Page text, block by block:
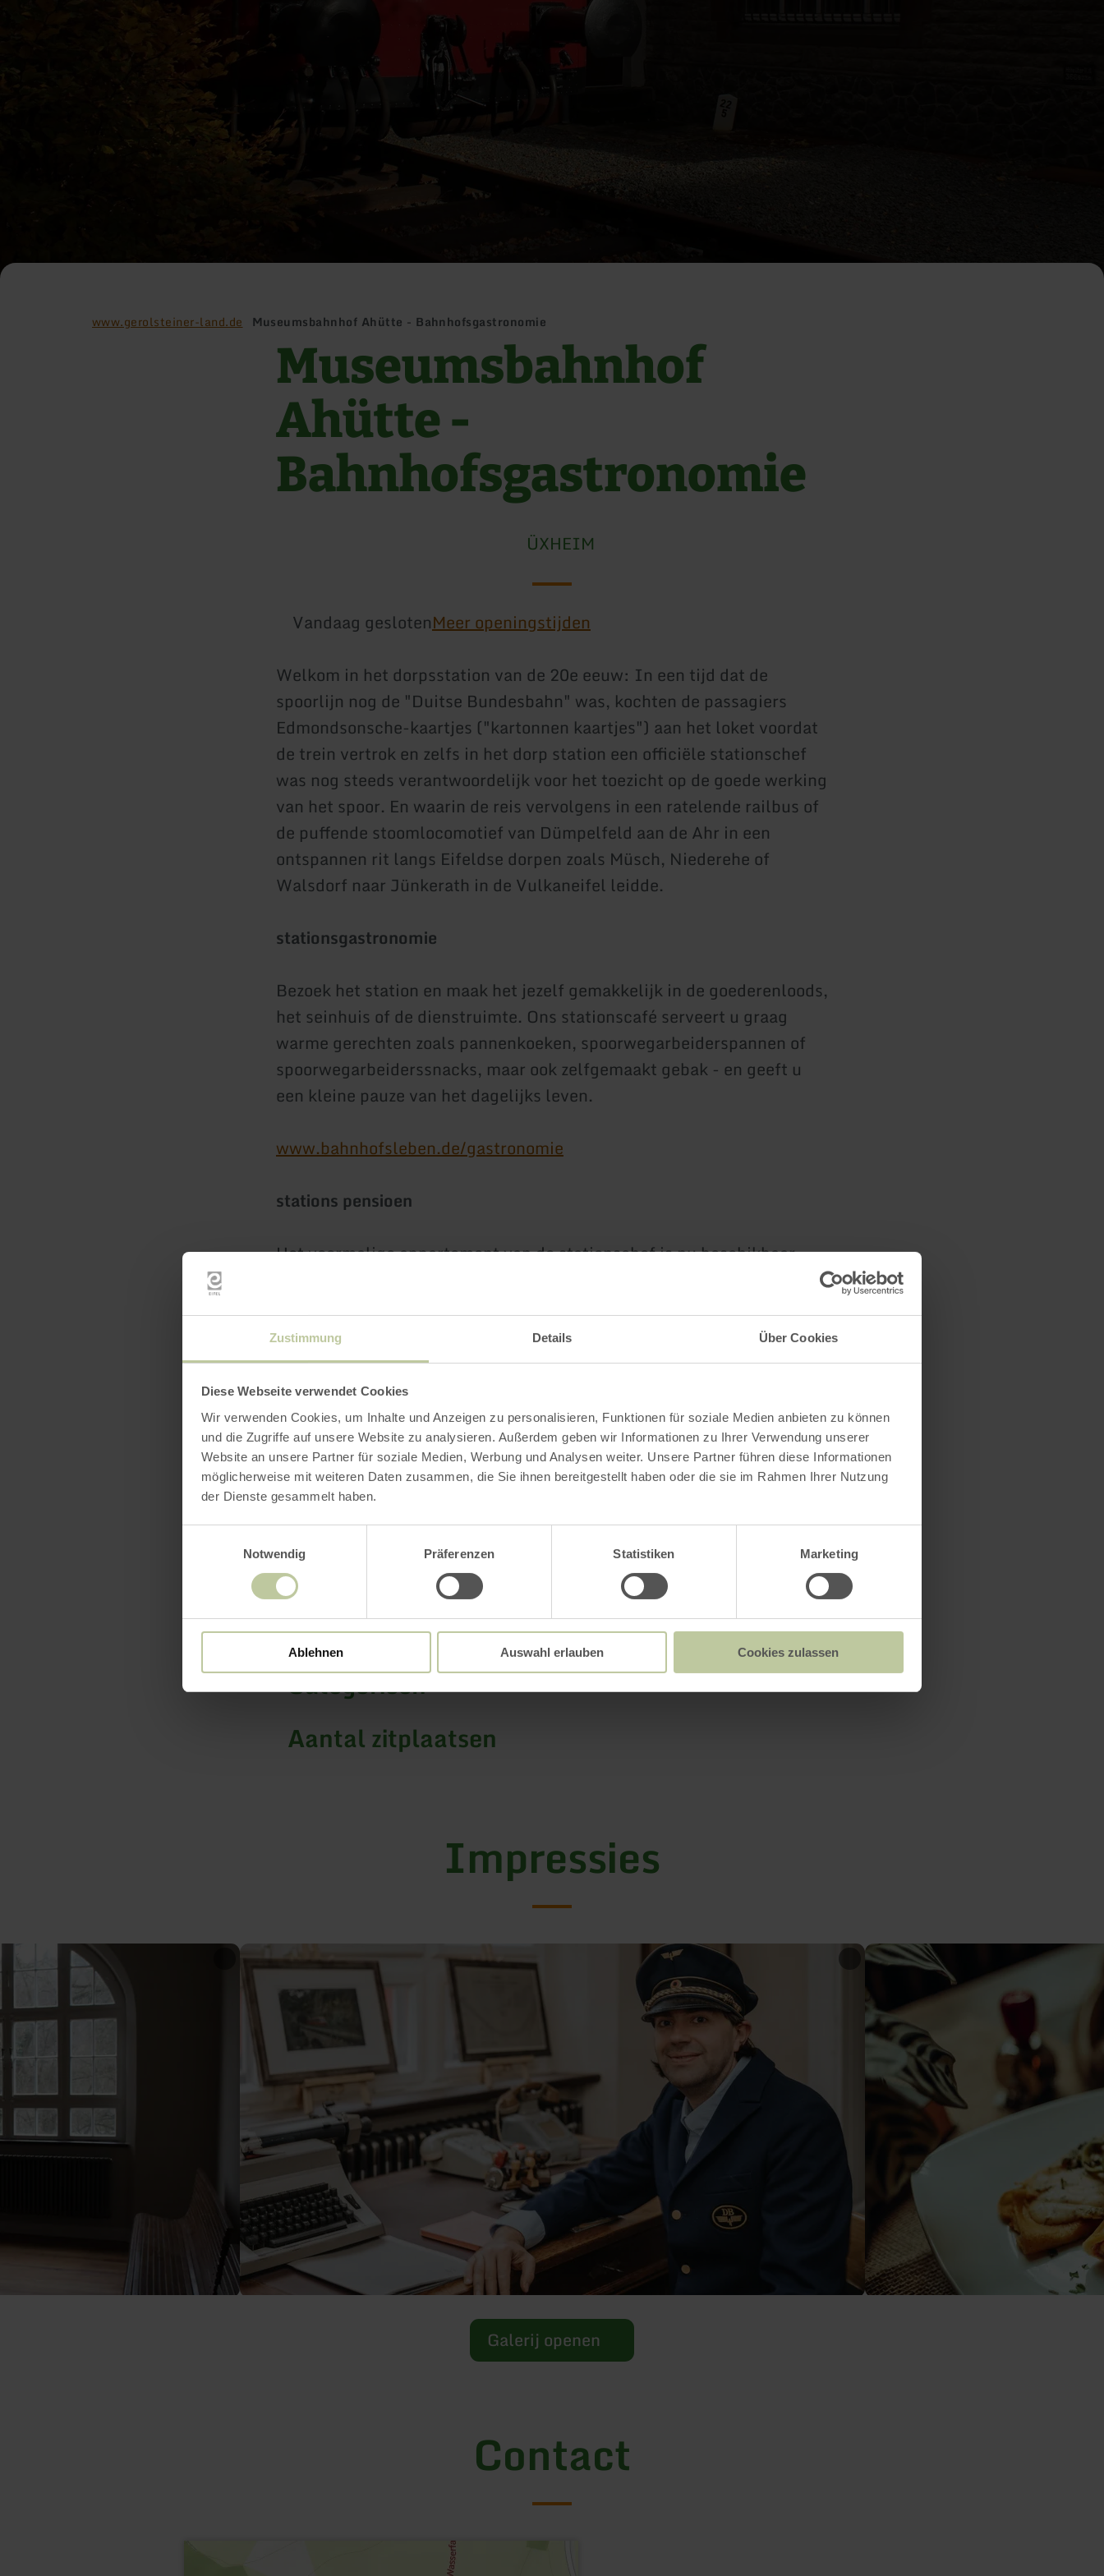
Zustimmung Details Über Cookies
Diese Webseite verwendet Cookies
Wir verwenden Cookies, um Inhalte und Anzeigen zu personalisieren, Funktionen für soziale Medien anbieten zu können
und die Zugriffe auf unsere Website zu analysieren. Außerdem geben wir Informationen zu Ihrer Verwendung unserer
Website an unsere Partner für soziale Medien, Werbung und Analysen weiter. Unsere Partner führen diese Informationen
möglicherweise mit weiteren Daten zusammen, die Sie ihnen bereitgestellt haben oder die sie im Rahmen Ihrer Nutzung
der Dienste gesammelt haben.
Notwendig
Präferenzen Statistiken Marketing
Ablehnen Auswahl erlauben Cookies zulassen
www.gerolsteiner-land.de Museumsbahnhof Ahütte - Bahnhofsgastronomie
Museumsbahnhof
Ahütte -
Bahnhofsgastronomie
ÜXHEIM
Vandaag geslotenMeer openingstijden
Welkom in het dorpsstation van de 20e eeuw: In een tijd dat de
spoorlijn nog de "Duitse Bundesbahn" was, kochten de passagiers
Edmondsonsche-kaartjes ("kartonnen kaartjes") aan het loket voordat
de trein vertrok en zelfs in het dorp station een officiële stationschef
was nog steeds verantwoordelijk voor het toezicht op de goede werking
van het spoor. En waarin de reis vervolgens in een ratelende railbus of
de puffende stoomlocomotief van Dümpelfeld aan de Ahr in een
ontspannen rit langs Eifeldse dorpen zoals Müsch, Niederehe of
Walsdorf naar Jünkerath in de Vulkaneifel leidde.
stationsgastronomie
Bezoek het station en maak het jezelf gemakkelijk in de goederenloods,
het seinhuis of de dienstruimte. Ons stationscafé serveert u graag
warme gerechten zoals pannenkoeken, spoorwegarbeiderspannen of
spoorwegarbeiderssnacks, maar ook zelfgemaakt gebak - en geeft u
een kleine pauze van het dagelijks leven.
www.bahnhofsleben.de/gastronomie
stations pensioen
Het voormalige appartement van de stationschef is nu beschikbaar
bijzondere overnachtingservaring, niet alleen voor
spoorwegliefhebbers.
Meer informatie
Openingstijden
Kenmerken / bijzonderheden
Categorieën
Aantal zitplaatsen
Impressies
Galerij openen
Contact